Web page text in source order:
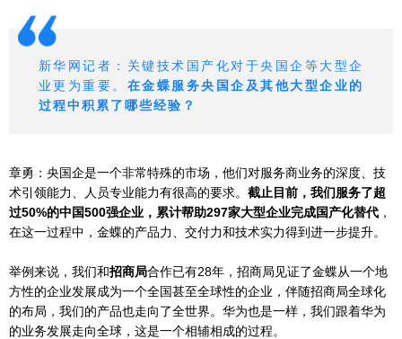
新华网记者：关键技术国产化对于央国企等大型企
业更为重要。 在金蝶服务央国企及其他大型企业的
过程中积累了哪些经验？
章勇：央国企是一个非常特殊的市场，他们对服务商业务的深度、技
术引领能力、人员专业能力有很高的要求。 截止目前，我们服务了超
过50%的中国500强企业，累计帮助297家大型企业完成国产化替代 ，
在这一过程中，金蝶的产品力、交付力和技术实力得到进一步提升。
举例来说，我们和招商局合作已有28年，招商局见证了金蝶从一个地
方性的企业发展成为一个全国甚至全球性的企业，伴随招商局全球化
的布局，我们的产品也走向了全世界。华为也是一样，我们跟着华为
的业务发展走向全球，这是一个相辅相成的过程。